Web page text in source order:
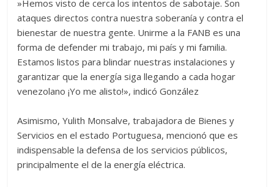
‎‎‎»Hemos visto de cerca los intentos de sabotaje. Son
ataques directos contra nuestra soberanía y contra el
bienestar de nuestra gente. Unirme a la FANB es una
forma de defender mi trabajo, mi país y mi familia.
Estamos listos para blindar nuestras instalaciones y
garantizar que la energía siga llegando a cada hogar
venezolano ¡Yo me alisto!», indicó González
‎‎‎Asimismo, Yulith Monsalve, trabajadora de Bienes y
Servicios en el estado Portuguesa, mencionó que es
indispensable la defensa de los servicios públicos,
principalmente el de la energía eléctrica.